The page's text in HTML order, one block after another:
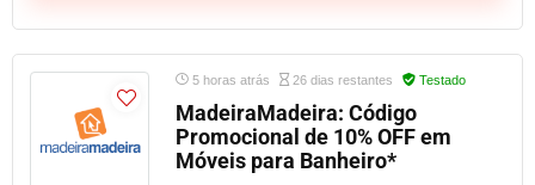
5 horas atrás 26 dias restantes Testado
MadeiraMadeira: Código
Promocional de 10% OFF em
Móveis para Banheiro*